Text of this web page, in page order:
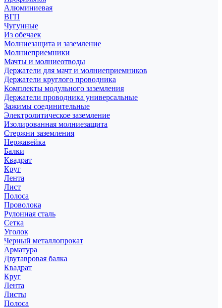
Алюминиевая
ВГП
Чугунные
Из обечаек
Молниезащита и заземление
Молниеприемники
Мачты и молниеотводы
Держатели для мачт и молниеприемников
Держатели круглого проводника
Комплекты модульного заземления
Держатели проводника универсальные
Зажимы соединительные
Электролитическое заземление
Изолированная молниезащита
Стержни заземления
Нержавейка
Балки
Квадрат
Круг
Лента
Лист
Полоса
Проволока
Рулонная сталь
Сетка
Уголок
Черный металлопрокат
Арматура
Двутавровая балка
Квадрат
Круг
Лента
Листы
Полоса